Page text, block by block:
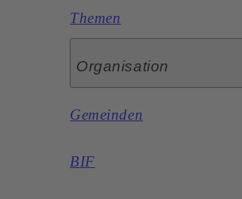
Themen
Organisation
Gemeinden
BIF